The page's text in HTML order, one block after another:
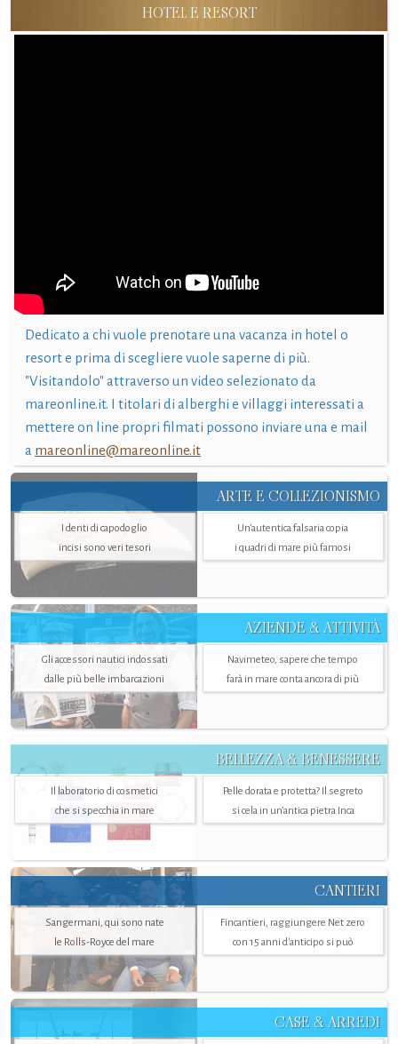
HOTEL E RESORT
Dedicato a chi vuole prenotare una vacanza in hotel o
resort e prima di scegliere vuole saperne di più.
"Visitandolo" attraverso un video selezionato da
mareonline.it. I titolari di alberghi e villaggi interessati a
mettere on line propri filmati possono inviare una e mail
a mareonline@mareonline.it
ARTE E COLLEZIONISMO
I denti di capodoglio
incisi sono veri tesori
Un’autentica falsaria copia
i quadri di mare più famosi
AZIENDE & ATTIVITÀ
Gli accessori nautici indossati
dalle più belle imbarcazioni
Navimeteo, sapere che tempo
farà in mare conta ancora di più
BELLEZZA & BENESSERE
Il laboratorio di cosmetici
che si specchia in mare
Pelle dorata e protetta? Il segreto
si cela in un’antica pietra Inca
CANTIERI
Sangermani, qui sono nate
le Rolls-Royce del mare
Fincantieri, raggiungere Net zero
con 15 anni d'anticipo si può
CASE & ARREDI